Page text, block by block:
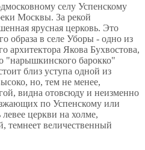
селу Успенскому
Москвы. За рекой
ярусная церковь. Это
образа в селе Уборы - одно из
архитектора Якова Бухвостова,
"нарышкинского барокко"
близ уступа одной из
но, тем не менее,
видна отовсюду и неизменно
по Успенскому или
церкви на холме,
темнеет величественный